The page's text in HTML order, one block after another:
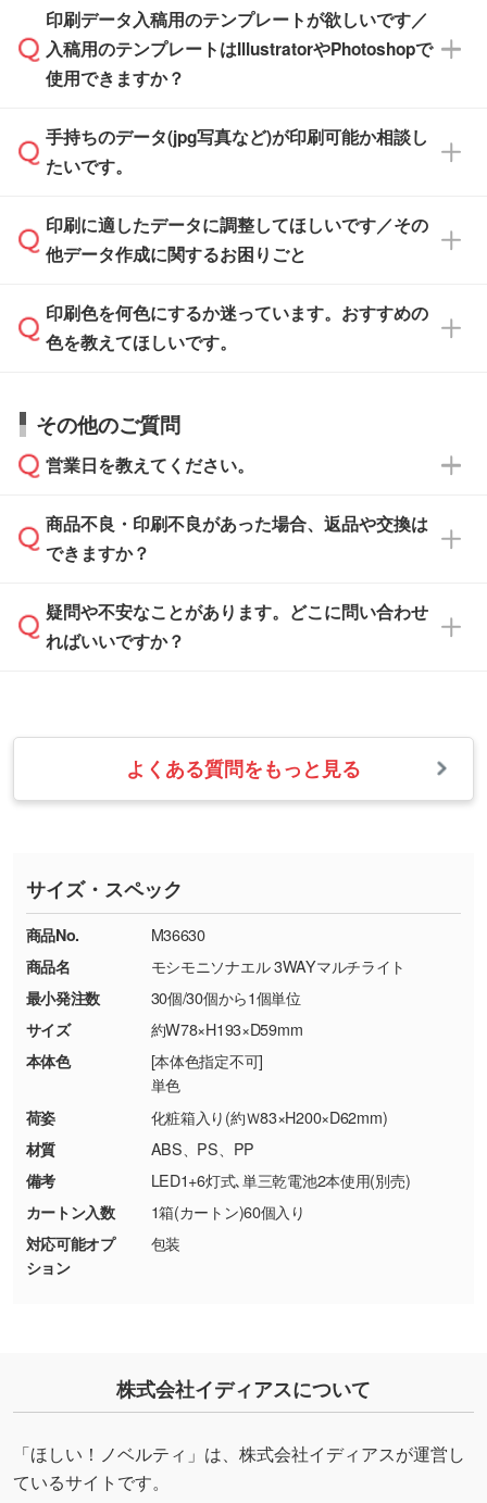
※土日祝日を除く営業日換算です。
※沖縄・離島は追加日数がかかります。
ザインソフトがなくても安心です。
また、「データ作成サービス
せいただければ、弊社にて無料でデザインデー
タを1点作成いたします。
IllustratorやPhotoshop、CLIP STUDIOなどのデ
ザインソフトでこだわりのデザインを作成した
い方は、完全データ入稿
積・ご注文フォームにアップロードしてご入稿
ください。
ご入稿後は経験豊富なスタッフがデータに不備
がないかチェックし、お客様と確認してから印
刷に進みますので、ご安心ください。
印刷データ入稿用のテンプレートが欲しいです／
入稿用のテンプレートはIllustratorやPhotoshopで
使用できますか？
一部商品は入稿用テンプレートのご用意があり
ます。各商品ページの『印刷方法・テンプレー
入稿用のテンプレートはPDF形式ですが、
IllustratorやPhotoshopで開いてご利用いただけ
方」をご確認ください。
手持ちのデータ(jpg写真など)が印刷可能か相談し
たいです。
印刷に適したデータ・解像度かどうか、担当ス
タッフが事前に確認いたします。
ムへ添付いただくか、担当スタッフ宛にメール
でお送りください。
い合わせください。
なお、印刷用データの作り方に関する詳細は、
印刷に適したデータに調整してほしいです／その
他データ作成に関するお困りごと
データ作成でお困りの際には、担当スタッフが
サポートいたしますのでお気軽にご相談くださ
から添付してお送りください。
・解像度の低いデータをトレース/調整してほ
しい
解像度の低い画像や、手書きのイラスト、写真
などを、印刷に適したベクターデータに変換し
・フルカラーデータを1色に変換してほしい
・1色印刷でグラデーションや濃淡を表現した
い
す。→詳しく見る
・コーポレートカラーを使って印刷したい／印
刷色にこだわりがある
DIC・PANTONEなどのカラーチップの指定や、
現物支給による色指定も承っております。→
しく見る
・背景がある画像からキャラクター部分だけを
シンプルな背景のデータや、使いたいキャラク
ター部分の輪郭がはっきりしているデータは切
り抜き処理が可能です。→詳しく見る
・持っているデータの背景が足りない／塗り足
能です。→詳しく見る
を生成してほしい
URLをご指定いただければ、QRコードを生成
印刷色を何色にするか迷っています。おすすめの
色を教えてほしいです。
お見積・ご注文・
相談いただきますと、担当スタッフがお客様の
ご希望や商品の本体色を確認し、印刷色をご提
本体色がブラック、ネイビーなど濃色の場合は
白色か淡い色の印刷色をおすすめしておりま
す。
本体色がナチュラルなど淡色の場合、印刷をく
っきりと目立たせたいときは濃い印刷色が、柔
らかい雰囲気にしたいときは淡い印刷色が映え
また、お選びいただいた印刷色が本体色に合わ
ない場合や仕上がりに影響しそうな場合は、ス
タッフから別の色をご案内することもございま
その他のご質問
営業日を教えてください。
営業日は平日の10:00～18:00で、土日祝日はお
休みとなります。注文・見積・お問い合わせ
速やかに対応いたします。
商品不良・印刷不良があった場合、返品や交換は
できますか？
お手数をお掛けいたしますが、至急担当スタッ
フまでご連絡ください。商品の状況を確認し、
・お届け時に商品が損傷・故障している場合
・ご注文と異なる商品が届いた場合
・印刷不良があった場合
※詳しくは「商品の良品基準について
ください。
【返品・交換ができない場合】
・お客様の元で商品を加工された場合、または
商品が破損した場合
・商品到着後7日以上経過している場合
・お客様のご都合による返品・交換依頼(商
品・色・数量などの注文間違い等)
疑問や不安なことがあります。どこに問い合わせ
ればいいですか？
業日以内に担当スタッフよりメールにてご連絡
いたします。
お急ぎの場合はお電話でのご質問も受け付けて
TEL：0422-29-9911 営業時間10:00～
18:00(土日祝日除く)
お問い合わせフォームはこちら
よくある質問をもっと見る
サイズ・スペック
商品No.
M36630
商品名
モシモニソナエル 3WAYマルチライト
最小発注数
30個/30個から1個単位
サイズ
約W78×H193×D59mm
本体色
[本体色指定不可]
単色
荷姿
化粧箱入り(約Ｗ83×H200×D62mm)
材質
ABS、PS、PP
備考
LED1+6灯式､単三乾電池2本使用(別売)
カートン入数
1箱(カートン)60個入り
対応可能オプ
ション
包装
株式会社イディアスについて
「ほしい！ノベルティ」は、株式会社イディアスが運営し
ているサイトです。